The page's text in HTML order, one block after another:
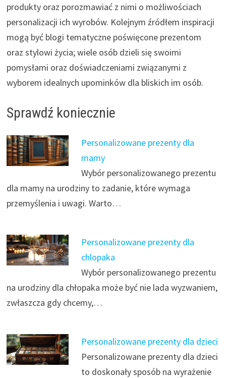
produkty oraz porozmawiać z nimi o możliwościach
personalizacji ich wyrobów. Kolejnym źródłem inspiracji
mogą być blogi tematyczne poświęcone prezentom
oraz stylowi życia; wiele osób dzieli się swoimi
pomysłami oraz doświadczeniami związanymi z
wyborem idealnych upominków dla bliskich im osób.
Sprawdź koniecznie
Personalizowane prezenty dla
mamy
Wybór personalizowanego prezentu
dla mamy na urodziny to zadanie, które wymaga
przemyślenia i uwagi. Warto…
Personalizowane prezenty dla
chlopaka
Wybór personalizowanego prezentu
na urodziny dla chłopaka może być nie lada wyzwaniem,
zwłaszcza gdy chcemy,…
Personalizowane prezenty dla dzieci
Personalizowane prezenty dla dzieci
to doskonały sposób na wyrażenie